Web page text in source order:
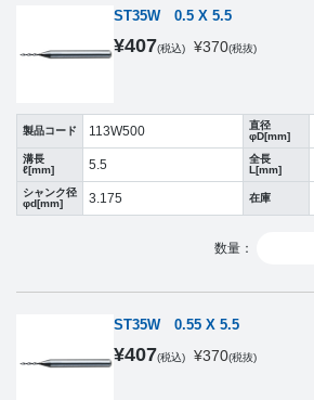
ST35W 0.5 X 5.5
¥407(税込) ¥370(税抜)
製品コード 113W500
直径
φD[mm]
溝長
ℓ[mm]
5.5
全長
L[mm]
シャンク径
φd[mm]
3.175 在庫
数量：
ST35W 0.55 X 5.5
¥407(税込) ¥370(税抜)